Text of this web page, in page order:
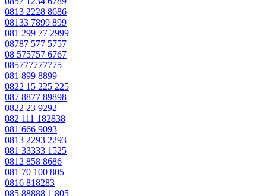
0813 2228 8686
08133 7899 899
081 299 77 2999
08787 577 5757
08 575757 6767
085777777775
081 899 8899
0822 15 225 225
087 8877 89898
0822 23 9292
082 111 182838
081 666 9093
0813 2293 2293
081 33333 1525
0812 858 8686
081 70 100 805
0816 818283
085 88888 1 805